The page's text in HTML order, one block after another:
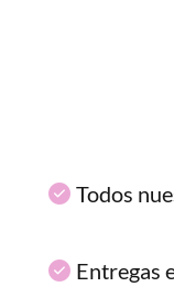
Todos
Entregas